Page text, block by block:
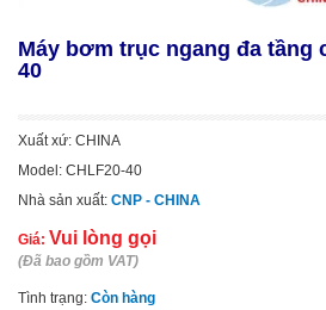
Máy bơm trục ngang đa tầng
40
Xuất xứ: CHINA
Model: CHLF20-40
Nhà sản xuất: CNP - CHINA
Giá: Vui lòng gọi
(Đã bao gồm VAT)
Tình trạng: Còn hàng